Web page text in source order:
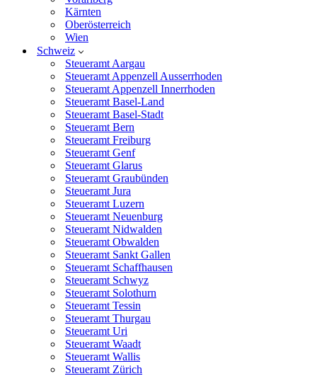
Kärnten
Oberösterreich
Wien
Schweiz
Steueramt Aargau
Steueramt Appenzell Ausserrhoden
Steueramt Appenzell Innerrhoden
Steueramt Basel-Land
Steueramt Basel-Stadt
Steueramt Bern
Steueramt Freiburg
Steueramt Genf
Steueramt Glarus
Steueramt Graubünden
Steueramt Jura
Steueramt Luzern
Steueramt Neuenburg
Steueramt Nidwalden
Steueramt Obwalden
Steueramt Sankt Gallen
Steueramt Schaffhausen
Steueramt Schwyz
Steueramt Solothurn
Steueramt Tessin
Steueramt Thurgau
Steueramt Uri
Steueramt Waadt
Steueramt Wallis
Steueramt Zürich